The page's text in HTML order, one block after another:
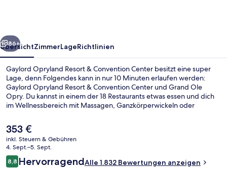
Weiter
86+
ÜbersichtZimmerLageRichtlinien
Gaylord Opryland Resort & Convention Center besitzt eine super
Lage, denn Folgendes kann in nur 10 Minuten erlaufen werden:
Gaylord Opryland Resort & Convention Center und Grand Ole
Opry. Du kannst in einem der 18 Restaurants etwas essen und dich
im Wellnessbereich mit Massagen, Ganzkörperwickeln oder
Highlights gehören 2 Außenpools, ein Wasserpark und ein
Innenpool. Anderen Reisenden gefallen das hilfsbereite Personal
und der allgemeine Zustand.
Der
aktuelle
Preis
beträgt
353 €.
353 €
inkl. Steuern & Gebühren
4. Sept.–5. Sept.
Bewertungen
8,88,8 von 10.
HervorragendAlle 1.832 Bewertungen anzeigen